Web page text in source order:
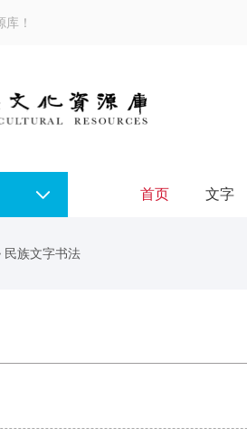
！
首页 文字
民族文字书法